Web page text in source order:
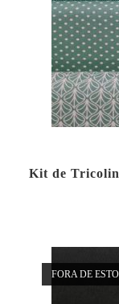
Kit de
FORA DE